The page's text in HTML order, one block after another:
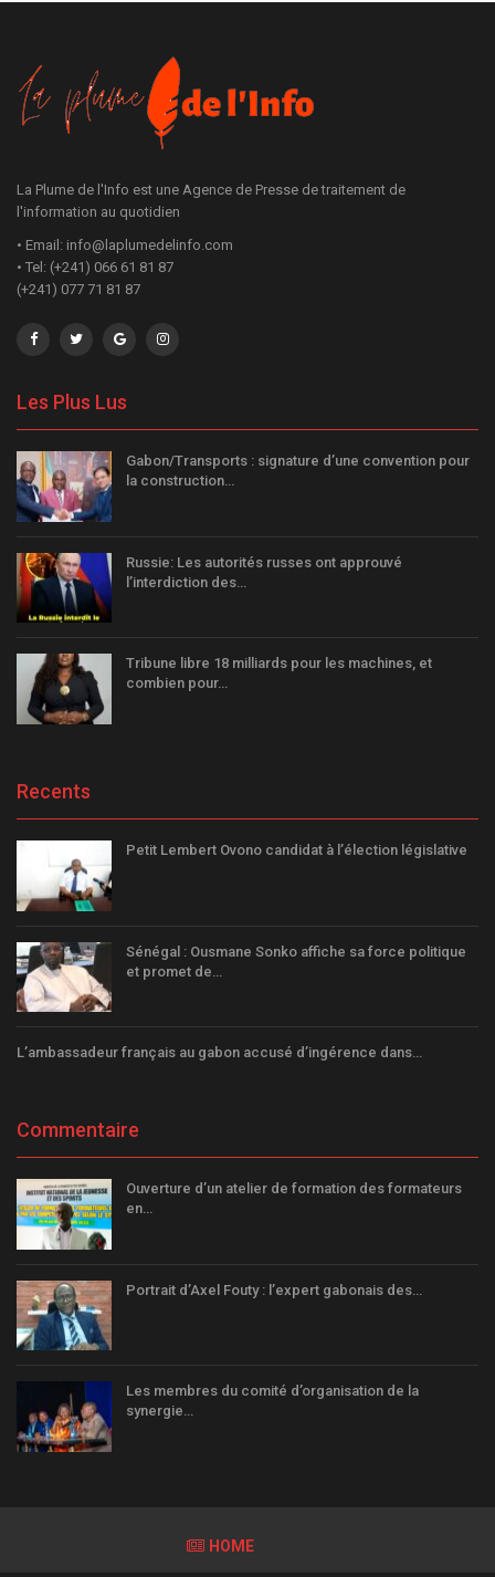
La Plume de l'Info est une Agence de Presse de traitement de
l'information au quotidien
• Email: info@laplumedelinfo.com
• Tel: (+241) 066 61 81 87
(+241) 077 71 81 87
Les Plus Lus
Gabon/Transports : signature d’une convention pour
la construction…
Russie: Les autorités russes ont approuvé
l’interdiction des…
Tribune libre 18 milliards pour les machines, et
combien pour…
Recents
Petit Lembert Ovono candidat à l’élection législative
Sénégal : Ousmane Sonko affiche sa force politique
et promet de…
L’ambassadeur français au gabon accusé d’ingérence dans…
Commentaire
Ouverture d’un atelier de formation des formateurs
en…
Portrait d’Axel Fouty : l’expert gabonais des…
Les membres du comité d’organisation de la
synergie…
HOME